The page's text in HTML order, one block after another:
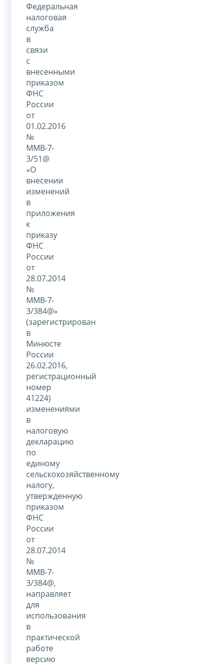
Федеральная
налоговая
служба
в
связи
с
внесенными
приказом
ФНС
России
от
01.02.2016
№
ММВ-7-
3/51@
«О
внесении
изменений
в
приложения
к
приказу
ФНС
России
от
28.07.2014
№
ММВ-7-
3/384@»
(зарегистрирован
в
Минюсте
России
26.02.2016,
регистрационный
номер
41224)
изменениями
в
налоговую
декларацию
по
единому
сельскохозяйственному
налогу,
утвержденную
приказом
ФНС
России
от
28.07.2014
№
ММВ-7-
3/384@,
направляет
для
использования
в
практической
работе
версию